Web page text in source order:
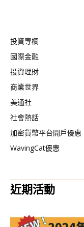
投資專欄
國際金融
投資理財
商業世界
美通社
社會熱話
加密貨幣平台開戶優惠
WavingCat優惠
近期活動